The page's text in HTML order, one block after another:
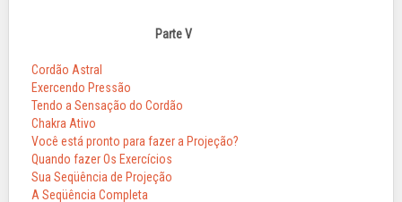
Parte V
Cordão Astral
Exercendo Pressão
Tendo a Sensação do Cordão
Chakra Ativo
Você está pronto para fazer a Projeção?
Quando fazer Os Exercícios
Sua Seqüência de Projeção
A Seqüência Completa